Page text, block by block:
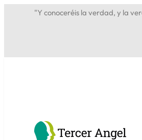
"Y conoceréis la verdad, y la